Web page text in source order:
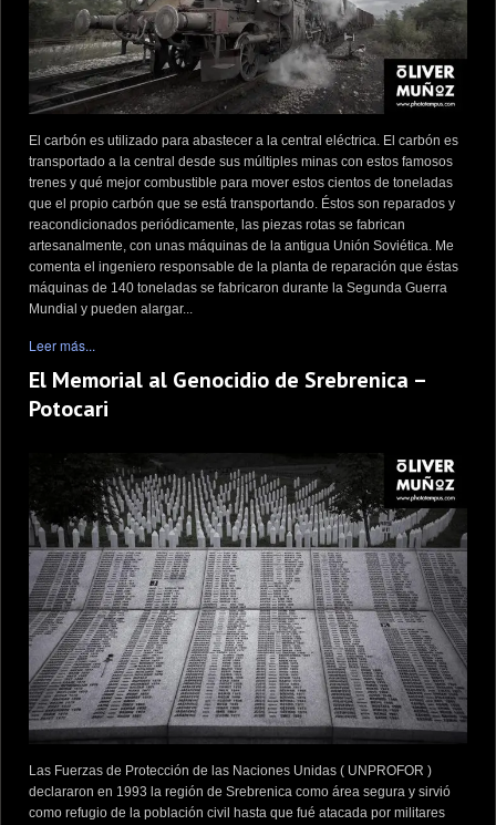
El carbón es utilizado para abastecer a la central eléctrica. El carbón es
transportado a la central desde sus múltiples minas con estos famosos
trenes y qué mejor combustible para mover estos cientos de toneladas
que el propio carbón que se está transportando. Éstos son reparados y
reacondicionados periódicamente, las piezas rotas se fabrican
artesanalmente, con unas máquinas de la antigua Unión Soviética. Me
comenta el ingeniero responsable de la planta de reparación que éstas
máquinas de 140 toneladas se fabricaron durante la Segunda Guerra
Mundial y pueden alargar...
Leer más...
El Memorial al Genocidio de Srebrenica –
Potocari
Las Fuerzas de Protección de las Naciones Unidas ( UNPROFOR )
declararon en 1993 la región de Srebrenica como área segura y sirvió
como refugio de la población civil hasta que fué atacada por militares